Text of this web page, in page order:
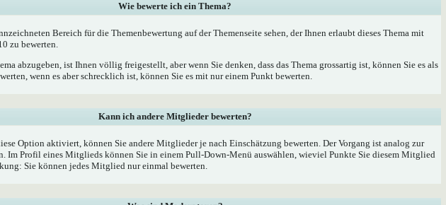
Wie bewerte ich ein Thema?
Bereich für die Themenbewertung auf der Themenseite sehen, der Ihnen erlaubt dieses Thema mit
zu bewerten.
abzugeben, ist Ihnen völlig freigestellt, aber wenn Sie denken, dass das Thema grossartig ist, können Sie es als
wenn es aber schrecklich ist, können Sie es mit nur einem Punkt bewerten.
Kann ich andere Mitglieder bewerten?
Option aktiviert, können Sie andere Mitglieder je nach Einschätzung bewerten. Der Vorgang ist analog zur
Im Profil eines Mitglieds können Sie in einem Pull-Down-Menü auswählen, wieviel Punkte Sie diesem Mitglied
Sie können jedes Mitglied nur einmal bewerten.